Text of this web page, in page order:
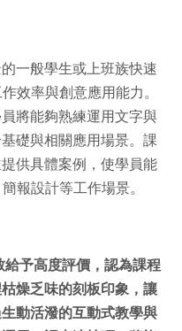
一般學生或上班族快速
效率與創意應用能力。
將能夠熟練運用文字與
礎與相關應用場景。課
供具體案例，使學員能
報設計等工作場景。
給予高度評價，認為課程
燥乏味的刻板印象，讓
動活潑的互動式教學與